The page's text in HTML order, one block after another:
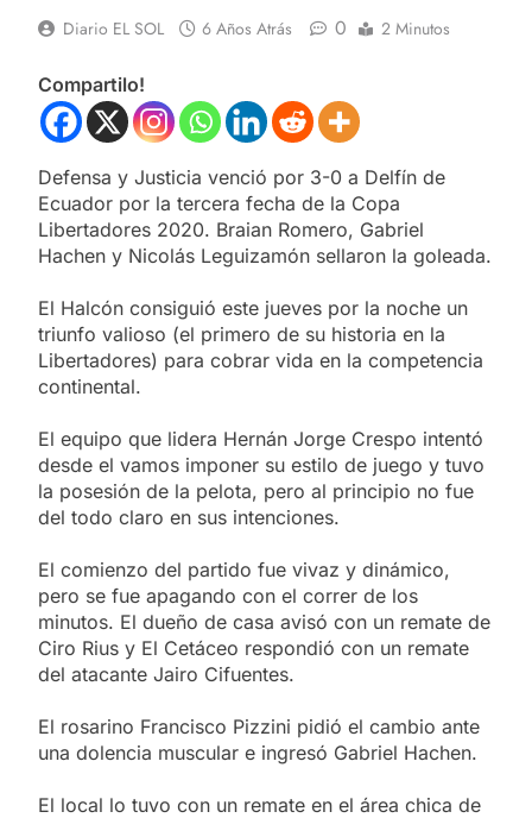
Diario EL SOL 6 Años Atrás 0 2 Minutos
Compartilo!
Defensa y Justicia venció por 3-0 a Delfín de
Ecuador por la tercera fecha de la Copa
Libertadores 2020. Braian Romero, Gabriel
Hachen y Nicolás Leguizamón sellaron la goleada.
El Halcón consiguió este jueves por la noche un
triunfo valioso (el primero de su historia en la
Libertadores) para cobrar vida en la competencia
continental.
El equipo que lidera Hernán Jorge Crespo intentó
desde el vamos imponer su estilo de juego y tuvo
la posesión de la pelota, pero al principio no fue
del todo claro en sus intenciones.
El comienzo del partido fue vivaz y dinámico,
pero se fue apagando con el correr de los
minutos. El dueño de casa avisó con un remate de
Ciro Rius y El Cetáceo respondió con un remate
del atacante Jairo Cifuentes.
El rosarino Francisco Pizzini pidió el cambio ante
una dolencia muscular e ingresó Gabriel Hachen.
El local lo tuvo con un remate en el área chica de